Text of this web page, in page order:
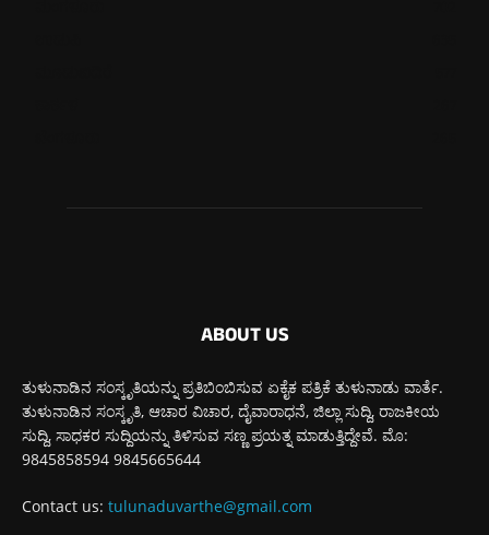
ABOUT US
ತುಳುನಾಡಿನ ಸಂಸ್ಕೃತಿಯನ್ನು ಪ್ರತಿಬಿಂಬಿಸುವ ಏಕೈಕ ಪತ್ರಿಕೆ ತುಳುನಾಡು ವಾರ್ತೆ.
ತುಳುನಾಡಿನ ಸಂಸ್ಕೃತಿ, ಆಚಾರ ವಿಚಾರ, ದೈವಾರಾಧನೆ, ಜಿಲ್ಲಾ ಸುದ್ದಿ, ರಾಜಕೀಯ
ಸುದ್ದಿ, ಸಾಧಕರ ಸುದ್ದಿಯನ್ನು ತಿಳಿಸುವ ಸಣ್ಣ ಪ್ರಯತ್ನ ಮಾಡುತ್ತಿದ್ದೇವೆ. ಮೊ:
9845858594 9845665644
Contact us: tulunaduvarthe@gmail.com